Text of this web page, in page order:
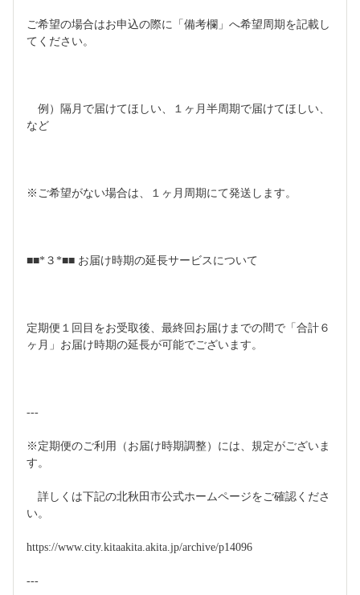
ご希望の場合はお申込の際に「備考欄」へ希望周期を記載し
てください。
例）隔月で届けてほしい、１ヶ月半周期で届けてほしい、
など
※ご希望がない場合は、１ヶ月周期にて発送します。
■■*３*■■ お届け時期の延長サービスについて
定期便１回目をお受取後、最終回お届けまでの間で「合計６
ヶ月」お届け時期の延長が可能でございます。
---
※定期便のご利用（お届け時期調整）には、規定がございま
す。
詳しくは下記の北秋田市公式ホームページをご確認くださ
い。
https://www.city.kitaakita.akita.jp/archive/p14096
---